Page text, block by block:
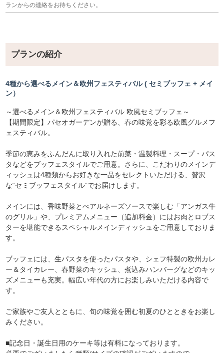
ランからの連絡をお待ちください。
プランの紹介
4種から選べるメイン＆欧州フェスティバル ( セミブッフェ + メイ
ン）
～選べるメイン＆欧州フェスティバル 欧風セミブッフェ～
【期間限定】パセオガーデンが贈る、春の味覚を彩る欧風グルメフ
ェスティバル。
季節の恵みをふんだんに取り入れた前菜・温製料理・スープ・パス
タなどをブッフェスタイルでご用意。さらに、こだわりのメインデ
ィッシュは4種類からお好きな一品をセレクトいただける、贅沢
な“セミブッフェスタイル”でお届けします。
メインには、香味野菜とべアルネーズソースで楽しむ「アンガス牛
のグリル」や、プレミアムメニュー（追加料金）にはお肉とロブス
ターを堪能できるスペシャルメインディッシュをご用意しておりま
す。
ブッフェには、生パスタを使ったパスタや、シェフ特製の欧州カレ
ー＆タイカレー、春野菜のキッシュ、煮込みハンバーグなどのキッ
ズメニューも充実。幅広い年代の方にお楽しみいただける内容で
す。
ご家族やご友人とともに、旬の味覚を囲む初夏のひとときをお楽し
みください。
■記念日・誕生日用のケーキ等は有料になっております。